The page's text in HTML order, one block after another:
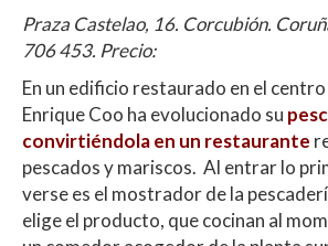
Praza Castelao, 16. Corcubión.
706 453. Precio:
En un edificio restaurado en el
Enrique Coo ha evolucionado su
convirtiéndola en un restaurante
pescados y mariscos. Al entrar lo
verse es el mostrador de la
elige el producto, que cocinan al